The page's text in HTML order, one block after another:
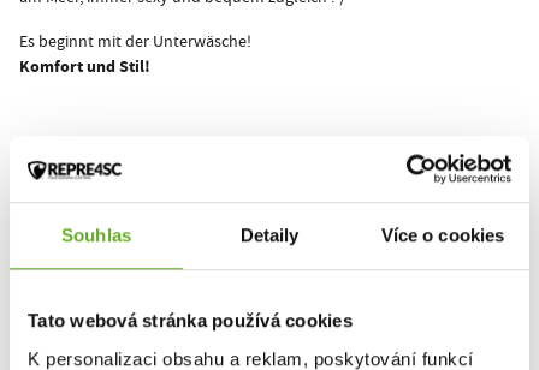
Souhlas Detaily Více o cookies
Tato webová stránka používá cookies
K personalizaci obsahu a reklam, poskytování funkcí
Es beginnt mit der Unterwäsche!
Komfort und Stil!
Dieses Produkt wurde noch nicht bewertet.
Bewerten Sie das Produkt